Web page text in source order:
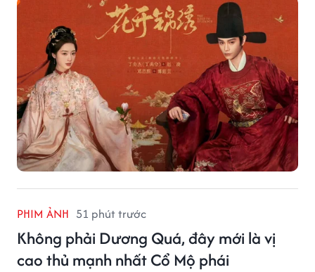
PHIM ẢNH 51 phút trước
Không phải Dương Quá, đây mới là vị
cao thủ mạnh nhất Cổ Mộ phái